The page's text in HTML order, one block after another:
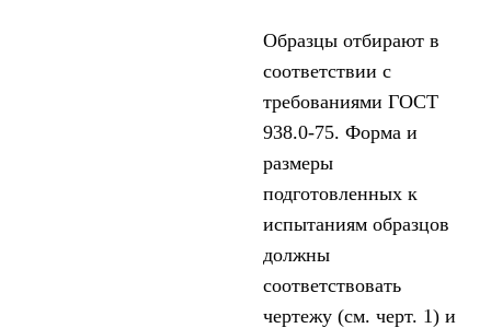
Образцы отбирают в
соответствии с
требованиями ГОСТ
938.0-75. Форма и
размеры
подготовленных к
испытаниям образцов
должны
соответствовать
чертежу (см. черт. 1) и